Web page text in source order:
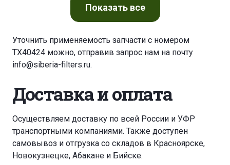
Показатьвсе
Уточнить применяемость запчасти с номером
TX40424 можно, отправив запрос нам на почту
info@siberia-filters.ru.
Доставка и оплата
Осуществляем доставку по всей России и УФР
транспортными компаниями. Также доступен
самовывоз и отгрузка со складов в Красноярске,
Новокузнецке, Абакане и Бийске.